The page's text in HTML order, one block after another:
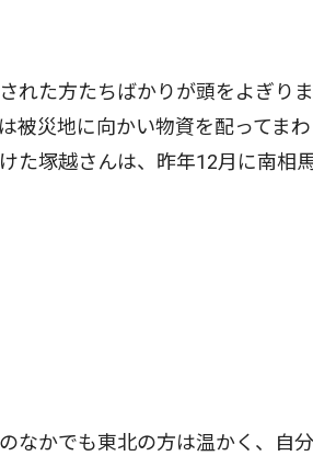
れた方たちばかりが頭をよぎり
被災地に向かい物資を配ってま
た塚越さんは、昨年12月に南相
なかでも東北の方は温かく、自